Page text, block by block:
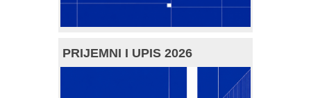
PRIJEMNI I UPIS 2026